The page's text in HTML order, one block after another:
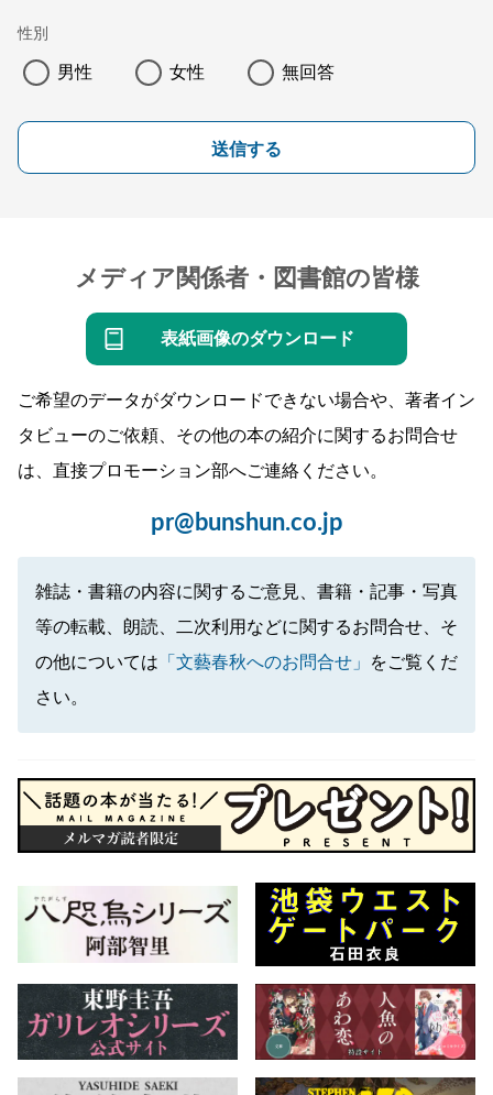
性別
男性 女性 無回答
送信する
メディア関係者・図書館の皆様
表紙画像のダウンロード
ご希望のデータがダウンロードできない場合や、著者イン
タビューのご依頼、その他の本の紹介に関するお問合せ
は、直接プロモーション部へご連絡ください。
pr@bunshun.co.jp
雑誌・書籍の内容に関するご意見、書籍・記事・写真
等の転載、朗読、二次利用などに関するお問合せ、そ
の他については 「文藝春秋へのお問合せ」
をご覧くだ
さい。